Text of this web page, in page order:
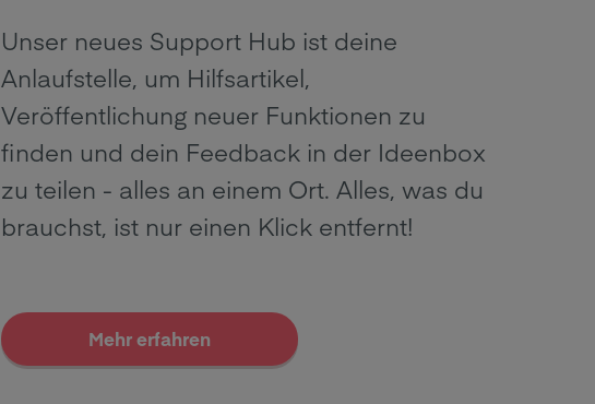
Unser neues Support Hub ist deine
Anlaufstelle, um Hilfsartikel,
Veröffentlichung neuer Funktionen zu
finden und dein Feedback in der Ideenbox
zu teilen - alles an einem Ort. Alles, was du
brauchst, ist nur einen Klick entfernt!
Mehr erfahren